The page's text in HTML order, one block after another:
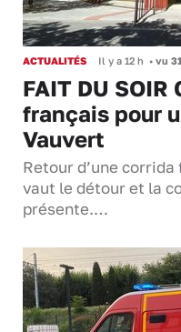
ACTUALITÉS Il y a 12 h • vu
FAIT DU
français pour
Vauvert
Retour d’une
vaut le détour et la
présente.…